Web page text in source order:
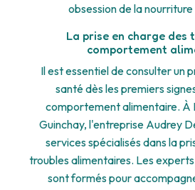
obsession de la
La prise en charge des
comportement
Il est essentiel de consulter un
santé dès les premiers
comportement alimentaire. À
Guinchay, l'entreprise Audrey
services spécialisés dans la
troubles alimentaires. Les
sont formés pour